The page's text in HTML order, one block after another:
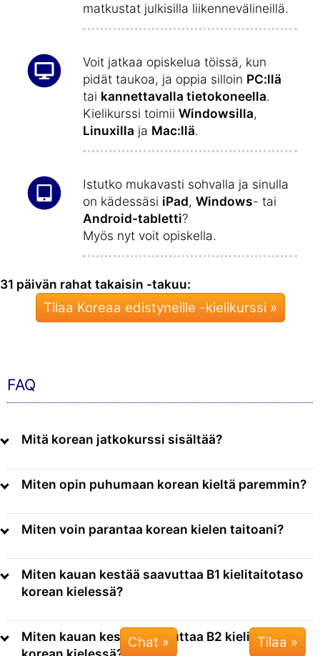
matkustat julkisilla liikennevälineillä.
Voit jatkaa opiskelua töissä, kun
pidät taukoa, ja oppia silloin PC:llä
tai kannettavalla tietokoneella.
Kielikurssi toimii Windowsilla,
Linuxilla ja Mac:llä.
Istutko mukavasti sohvalla ja sinulla
on kädessäsi iPad, Windows- tai
Android-tabletti?
Myös nyt voit opiskella.
31 päivän rahat takaisin -takuu:
Tilaa Koreaa edistyneille -kielikurssi »
FAQ
Mitä korean jatkokurssi sisältää?
Miten opin puhumaan korean kieltä paremmin?
Miten voin parantaa korean kielen taitoani?
Miten kauan kestää saavuttaa B1 kielitaitotaso
korean kielessä?
Miten kauan kestää saavuttaa B2 kielitaitotaso
Chat »